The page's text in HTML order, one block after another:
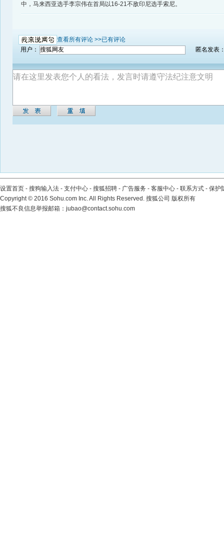
中，马来西亚选手李宗伟在首局以16-21不敌印尼选手索尼。
查看所有评论 >>已有评论
用户：
匿名发表
设置首页 - 搜狗输入法 - 支付中心 - 搜狐招聘 - 广告服务 - 客服中心 - 联系方式 - 保护
Copyright© 2016 Sohu.com Inc. All Rights Reserved. 搜狐公司 版权所有
搜狐不良信息举报邮箱： jubao@contact.sohu.com